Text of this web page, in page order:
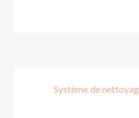
Système de